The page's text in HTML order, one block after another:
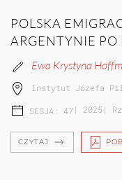
POLSKA
ARGENTYNIE
Ewa Krystyna
Instytut Józefa
SESJA: 47 | 2025|
CZYTAJ